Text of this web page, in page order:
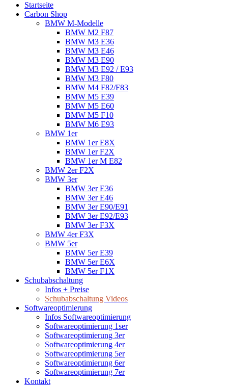
Startseite
Carbon Shop
BMW M-Modelle
BMW M2 F87
BMW M3 E36
BMW M3 E46
BMW M3 E90
BMW M3 E92 / E93
BMW M3 F80
BMW M4 F82/F83
BMW M5 E39
BMW M5 E60
BMW M5 F10
BMW M6 E93
BMW 1er
BMW 1er E8X
BMW 1er F2X
BMW 1er M E82
BMW 2er F2X
BMW 3er
BMW 3er E36
BMW 3er E46
BMW 3er E90/E91
BMW 3er E92/E93
BMW 3er F3X
BMW 4er F3X
BMW 5er
BMW 5er E39
BMW 5er E6X
BMW 5er F1X
Schubabschaltung
Infos + Preise
Schubabschaltung Videos
Softwareoptimierung
Infos Softwareoptimierung
Softwareoptimierung 1ser
Softwareoptimierung 3er
Softwareoptimierung 4er
Softwareoptimierung 5er
Softwareoptimierung 6er
Softwareoptimierung 7er
Kontakt